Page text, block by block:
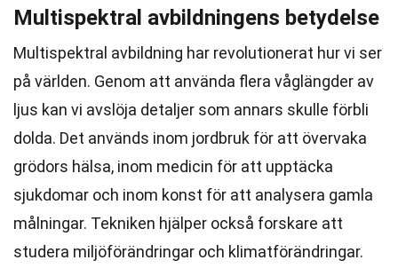
Multispektral avbildningens betydelse
Multispektral avbildning har revolutionerat hur vi ser
på världen. Genom att använda flera våglängder av
ljus kan vi avslöja detaljer som annars skulle förbli
dolda. Det används inom jordbruk för att övervaka
grödors hälsa, inom medicin för att upptäcka
sjukdomar och inom konst för att analysera gamla
målningar. Tekniken hjälper också forskare att
studera miljöförändringar och klimatförändringar.